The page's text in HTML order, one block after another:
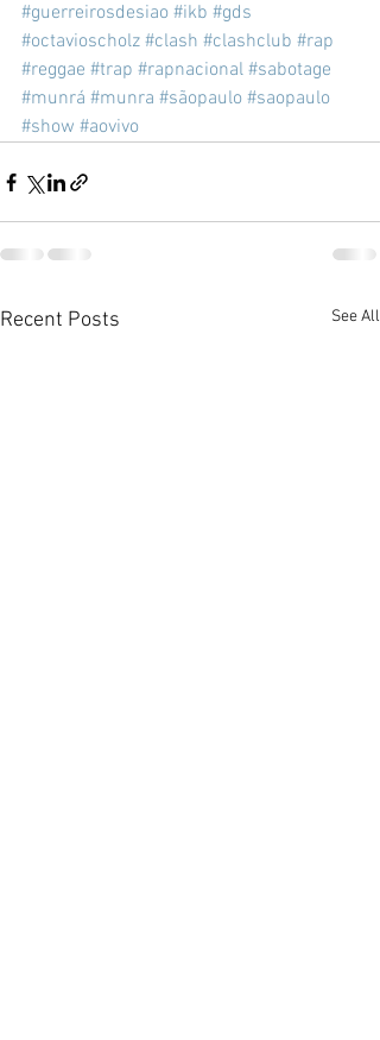
#guerreirosdesiao #ikb #gds
#octavioscholz #clash #clashclub #rap
#reggae #trap #rapnacional #sabotage
#munrá #munra #sãopaulo #saopaulo
#show #aovivo
Recent Posts See All